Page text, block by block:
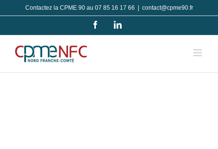
au
Contactez la CPME 90 au 07 85 16 17 66 contact@cpme90.fr
FacebookLinkedIn